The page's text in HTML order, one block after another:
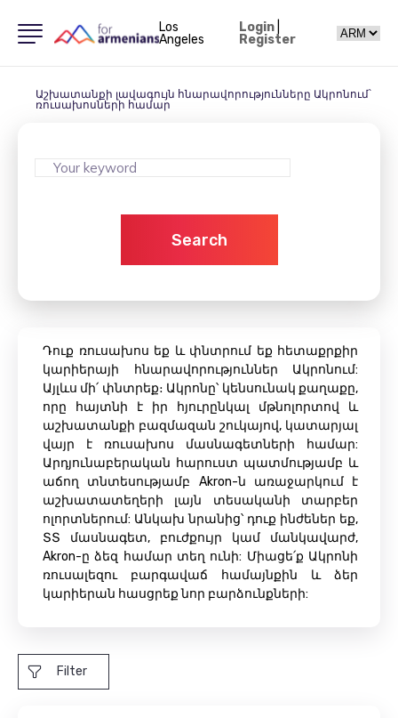
Los
Angeles
Login|
Register
Աշխատանքի լավագույն հնարավորությունները Ակրոնում՝
ռուսախոսների համար
Search
Դուք ռուսախոս եք և փնտրում եք հետաքրքիր
կարիերայի հնարավորություններ Ակրոնում:
Այլևս մի՛ փնտրեք։ Ակրոնը՝ կենսունակ քաղաքը,
որը հայտնի է իր հյուրընկալ մթնոլորտով և
աշխատանքի բազմազան շուկայով, կատարյալ
վայր է ռուսախոս մասնագետների համար:
Արդյունաբերական հարուստ պատմությամբ և
աճող տնտեսությամբ Akron-ն առաջարկում է
աշխատատեղերի լայն տեսականի տարբեր
ոլորտներում: Անկախ նրանից՝ դուք ինժեներ եք,
ՏՏ մասնագետ, բուժքույր կամ մանկավարժ,
Akron-ը ձեզ համար տեղ ունի: Միացե՛ք Ակրոնի
ռուսալեզու բարգավաճ համայնքին և ձեր
կարիերան հասցրեք նոր բարձունքների:
Filter